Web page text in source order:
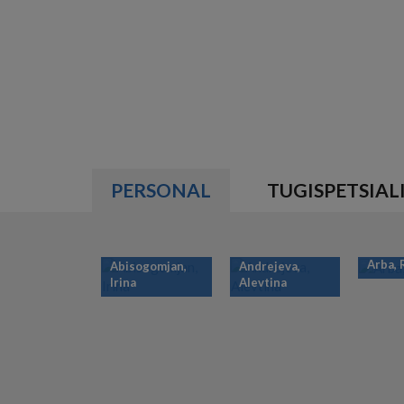
PERSONAL
Abisogomjan,
Irina
Andrejeva,
Alevtina
Arba,
PAGINATION